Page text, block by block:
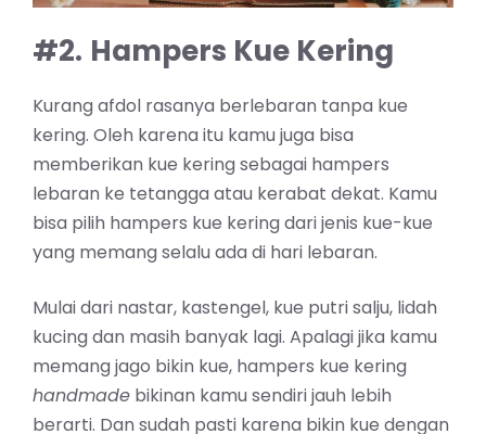
#2. Hampers Kue Kering
Kurang afdol rasanya berlebaran tanpa kue
kering. Oleh karena itu kamu juga bisa
memberikan kue kering sebagai hampers
lebaran ke tetangga atau kerabat dekat. Kamu
bisa pilih hampers kue kering dari jenis kue-kue
yang memang selalu ada di hari lebaran.
Mulai dari nastar, kastengel, kue putri salju, lidah
kucing dan masih banyak lagi. Apalagi jika kamu
memang jago bikin kue, hampers kue kering
handmade bikinan kamu sendiri jauh lebih
berarti. Dan sudah pasti karena bikin kue dengan